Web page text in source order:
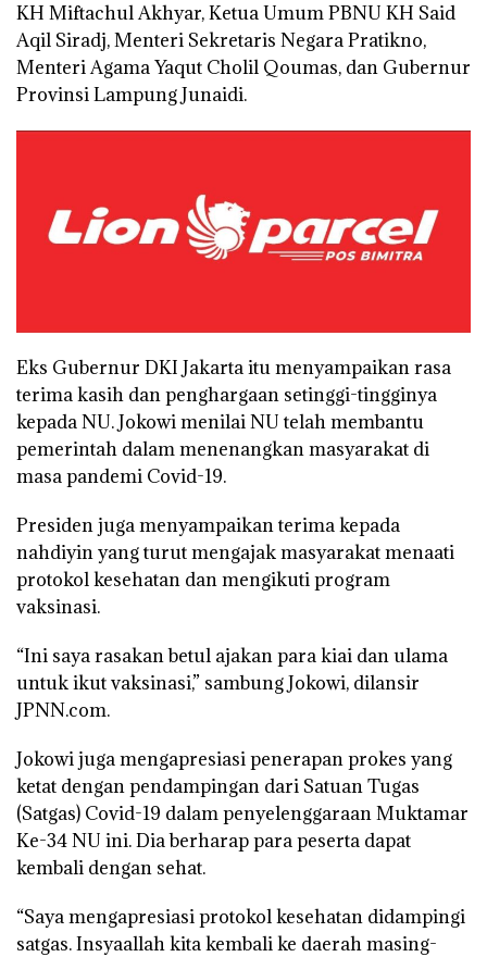
KH Miftachul Akhyar, Ketua Umum PBNU KH Said
Aqil Siradj, Menteri Sekretaris Negara Pratikno,
Menteri Agama Yaqut Cholil Qoumas, dan Gubernur
Provinsi Lampung Junaidi.
Eks Gubernur DKI Jakarta itu menyampaikan rasa
terima kasih dan penghargaan setinggi-tingginya
kepada NU. Jokowi menilai NU telah membantu
pemerintah dalam menenangkan masyarakat di
masa pandemi Covid-19.
Presiden juga menyampaikan terima kepada
nahdiyin yang turut mengajak masyarakat menaati
protokol kesehatan dan mengikuti program
vaksinasi.
“Ini saya rasakan betul ajakan para kiai dan ulama
untuk ikut vaksinasi,” sambung Jokowi, dilansir
JPNN.com.
Jokowi juga mengapresiasi penerapan prokes yang
ketat dengan pendampingan dari Satuan Tugas
(Satgas) Covid-19 dalam penyelenggaraan Muktamar
Ke-34 NU ini. Dia berharap para peserta dapat
kembali dengan sehat.
“Saya mengapresiasi protokol kesehatan didampingi
satgas. Insyaallah kita kembali ke daerah masing-